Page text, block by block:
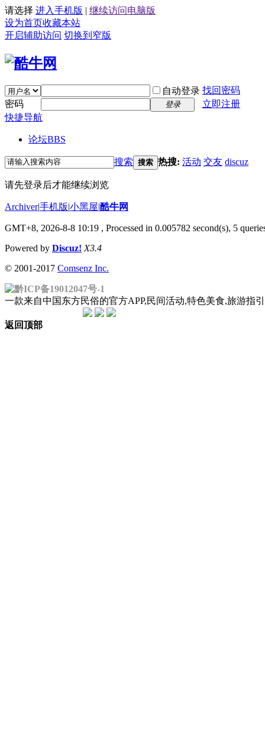
请选择 进入手机版 | 继续访问电脑版
设为首页收藏本站
开启辅助访问 切换到窄版
自动登录 找回密码
密码
登录
立即注册
快捷导航
论坛BBS
搜索 搜索 热搜: 活动 交友 discuz
请先登录后才能继续浏览
Archiver|手机版|小黑屋|酷牛网
GMT+8, 2026-8-8 10:19 , Processed in 0.005782 second(s), 5
Powered by Discuz! X3.4
© 2001-2017 Comsenz Inc.
黔ICP备19012047号-1
一款来自中国东方民俗的官方APP,民间活动,特色美食,旅游
返回顶部